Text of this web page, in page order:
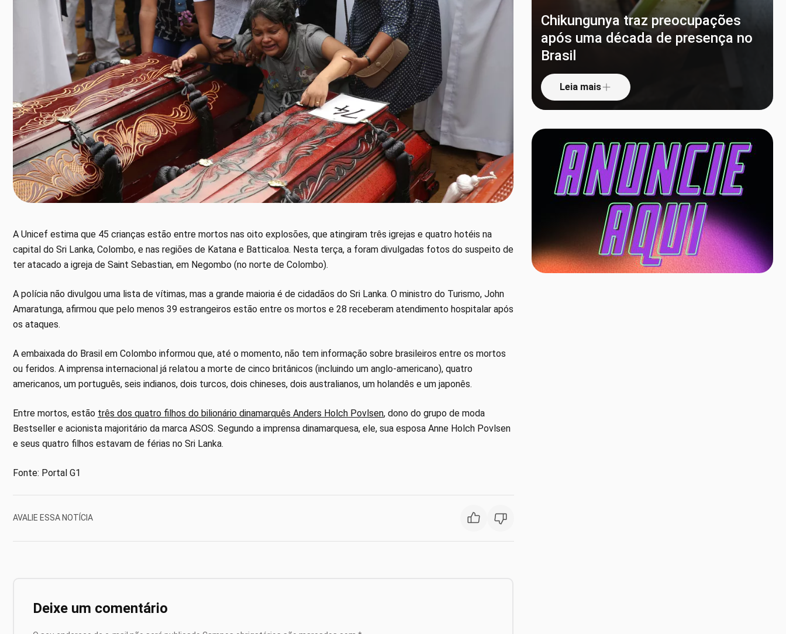
A Unicef estima que 45 crianças estão entre mortos nas oito explosões, que atingiram três igrejas e quatro hotéis na
capital do Sri Lanka, Colombo, e nas regiões de Katana e Batticaloa. Nesta terça, a foram divulgadas fotos do suspeito de
ter atacado a igreja de Saint Sebastian, em Negombo (no norte de Colombo).
A polícia não divulgou uma lista de vítimas, mas a grande maioria é de cidadãos do Sri Lanka. O ministro do Turismo, John
Amaratunga, afirmou que pelo menos 39 estrangeiros estão entre os mortos e 28 receberam atendimento hospitalar após
os ataques.
A embaixada do Brasil em Colombo informou que, até o momento, não tem informação sobre brasileiros entre os mortos
ou feridos. A imprensa internacional já relatou a morte de cinco britânicos (incluindo um anglo-americano), quatro
americanos, um português, seis indianos, dois turcos, dois chineses, dois australianos, um holandês e um japonês.
Entre mortos, estão três dos quatro filhos do bilionário dinamarquês Anders Holch Povlsen, dono do grupo de moda
Bestseller e acionista majoritário da marca ASOS. Segundo a imprensa dinamarquesa, ele, sua esposa Anne Holch Povlsen
e seus quatro filhos estavam de férias no Sri Lanka.
Fonte: Portal G1
AVALIE ESSA NOTÍCIA
Deixe um comentário
Chikungunya traz preocupações
após uma década de presença no
Brasil
Leia mais